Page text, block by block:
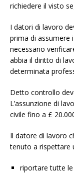
richiedere il visto
I datori di lavoro
prima di assumere
necessario
abbia il diritto di
determinata
Detto controllo
L’assunzione di
civile fino a £
Il datore di lavoro
tenuto a rispettare
riportare tutte le